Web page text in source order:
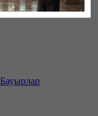
Бауырлар